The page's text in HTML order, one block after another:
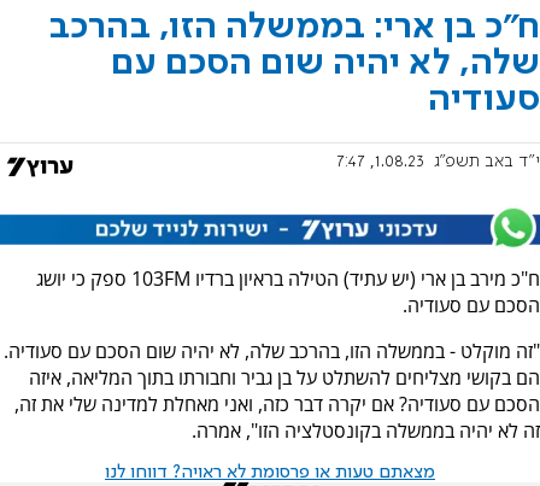
ח"כ בן ארי: בממשלה הזו, בהרכב
שלה, לא יהיה שום הסכם עם
סעודיה
י"ד באב תשפ"ג 1.08.23, 7:47
ח"כ מירב בן ארי (יש עתיד) הטילה בראיון ברדיו 103FM ספק כי יושג
הסכם עם סעודיה.
"זה מוקלט - בממשלה הזו, בהרכב שלה, לא יהיה שום הסכם עם סעודיה.
הם בקושי מצליחים להשתלט על בן גביר וחבורתו בתוך המליאה, איזה
הסכם עם סעודיה? אם יקרה דבר כזה, ואני מאחלת למדינה שלי את זה,
זה לא יהיה בממשלה בקונסטלציה הזו", אמרה.
מצאתם טעות או פרסומת לא ראויה? דווחו לנו